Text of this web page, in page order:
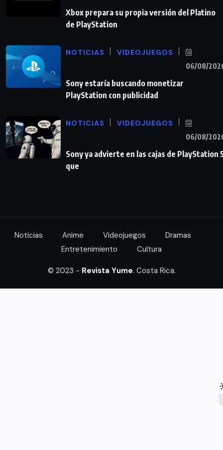
Xbox prepara su propia versión del Platino
de PlayStation
NOTICIAS VIDEOJUEGOS
06/08/
Sony estaría buscando monetizar
PlayStation con publicidad
NOTICIAS VIDEOJUEGOS
06/08/
Sony ya advierte en las cajas de PlayStation
que
Noticias Anime Videojuegos
Dramas
Entretenimiento
Cultura
© 2023 - Revista Yume. Costa Rica.